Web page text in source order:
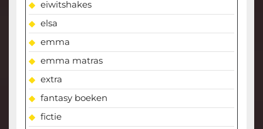
eiwitshakes
elsa
emma
emma matras
extra
fantasy boeken
fictie